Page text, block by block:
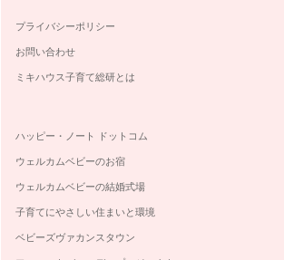
プライバシーポリシー
お問い合わせ
ミキハウス子育て総研とは
ハッピー・ノート ドットコム
ウェルカムベビーのお宿
ウェルカムベビーの結婚式場
子育てにやさしい住まいと環境
ベビーズヴァカンスタウン